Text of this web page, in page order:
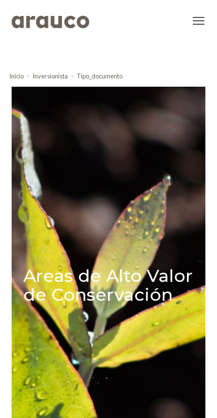
Inicio Inversionista Tipo_documento
Areas de Alto Valor
de Conservación